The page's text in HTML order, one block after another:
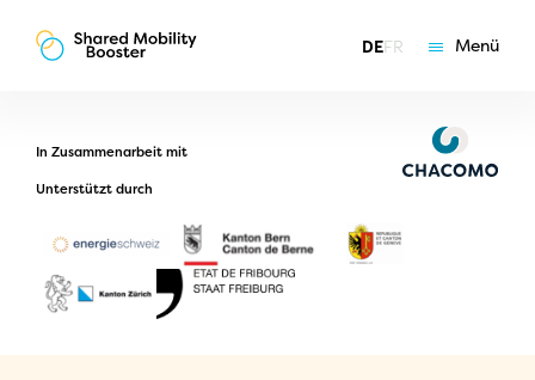
DEFR Menü
Angebote
Coaching
In Zusammenarbeit mit
Unterstützt durch